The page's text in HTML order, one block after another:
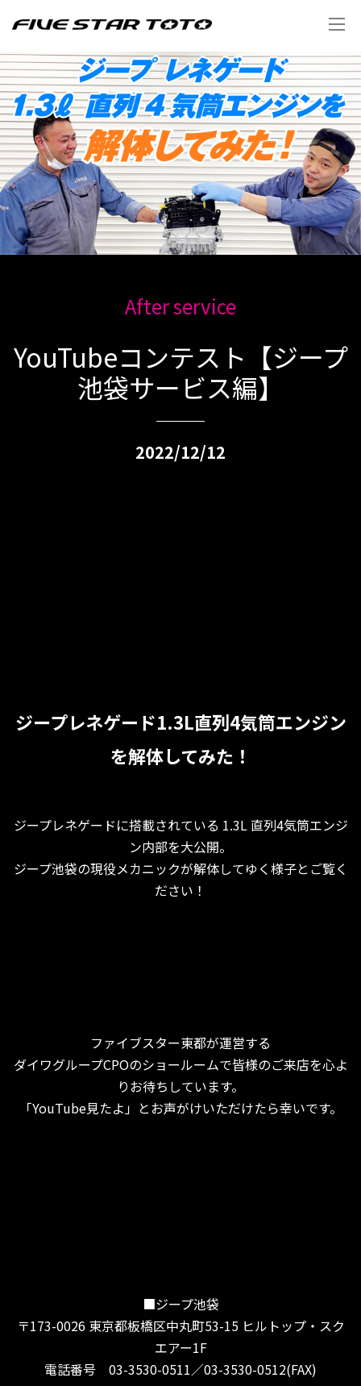
After service
YouTubeコンテスト【ジープ
池袋サービス編】
2022/12/12
ジープレネゲード1.3L直列4気筒エンジン
を解体してみた！
ジープレネゲードに搭載されている 1.3L 直列4気筒エンジ
ン内部を大公開。
ジープ池袋の現役メカニックが解体してゆく様子とご覧く
ださい！
ファイブスター東都が運営する
ダイワグループCPOのショールームで皆様のご来店を心よ
りお待ちしています。
「YouTube見たよ」とお声がけいただけたら幸いです。
■ジープ池袋
〒173-0026 東京都板橋区中丸町53-15 ヒルトップ・スク
エアー1F
電話番号 03-3530-0511／03-3530-0512(FAX)